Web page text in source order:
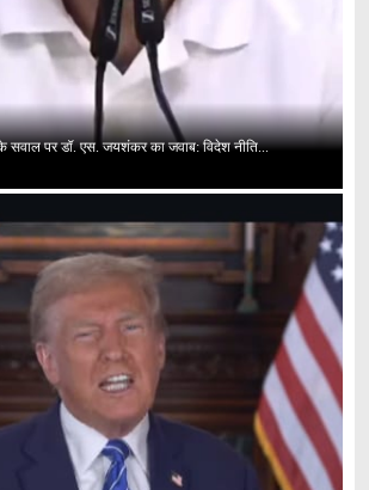
सवाल पर डॉ. एस. जयशंकर का जवाब: विदेश नीति...